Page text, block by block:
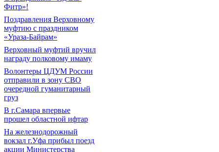
Фитр»!
Поздравления Верховному
муфтию с праздником
«Ураза-Байрам»
Верховный муфтий вручил
награду полковому имаму
Волонтеры ЦДУМ России
отправили в зону СВО
очередной гуманитарный
груз
В г.Самара впервые
прошел областной ифтар
На железнодорожный
вокзал г.Уфа прибыл поезд
акции Министерства